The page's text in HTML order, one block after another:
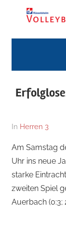
TG
Am
Januar
2019
Von
Zimmermann
In Herren 3
Am Samstag
Uhr ins neue
starke
zweiten Spiel
Auerbach (0:3;